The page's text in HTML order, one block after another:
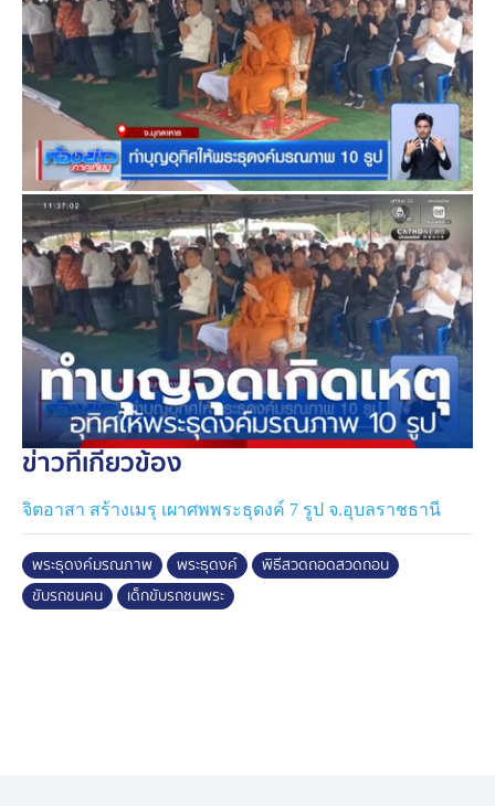
พุ่งชนพระธุดงค์ ที่เดินธรรมยาตรา พิธีพระราชทานเพลิงศพ
พระสงฆ์ จำนวน 7 รูป จะจัดขึ้นที่เมรุกลางแจ้งที่จิตอาสาได้
จัดทำขึ้นมาใหม่ 7 เมรุชั่วคราว อย่างงดงาม ที่วัดบ้านน้ำขุ่น
อำเภอน้ำขุ่น จังหวัดอุบลราชธานี นอกจากนี้ ยังมีพิธี
พระราชทานเพลิงศพ พระภิกษุอีก 1 รูป ที่จังหวัด
นครราชสีมา ที่มรณภาพจากเหตุการณ์นี้
ข่าวที่เกี่ยวข้อง
จิตอาสา สร้างเมรุ เผาศพพระธุดงค์ 7 รูป จ.อุบลราชธานี
พระธุดงค์มรณภาพ พระธุดงค์
พิธีสวดถอดสวดถอน
ขับรถชนคน
เด็กขับรถชนพระ